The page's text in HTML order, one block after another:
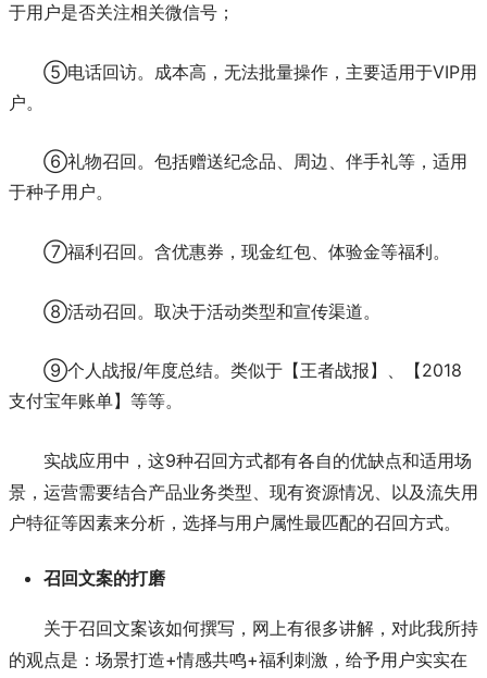
于用户是否关注相关微信号；
⑤电话回访。成本高，无法批量操作，主要适用于VIP用
户。
⑥礼物召回。包括赠送纪念品、周边、伴手礼等，适用
于种子用户。
⑦福利召回。含优惠券，现金红包、体验金等福利。
⑧活动召回。取决于活动类型和宣传渠道。
⑨个人战报/年度总结。类似于【王者战报】、【2018
支付宝年账单】等等。
实战应用中，这9种召回方式都有各自的优缺点和适用场
景，运营需要结合产品业务类型、现有资源情况、以及流失用
户特征等因素来分析，选择与用户属性最匹配的召回方式。
召回文案的打磨
关于召回文案该如何撰写，网上有很多讲解，对此我所持
的观点是：场景打造+情感共鸣+福利刺激，给予用户实实在